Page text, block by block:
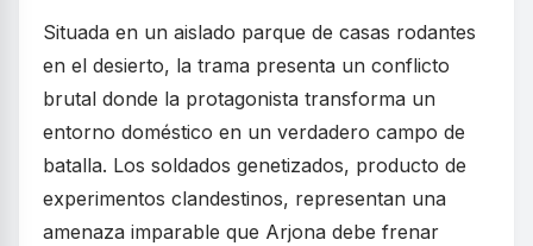
Situada en un aislado parque de casas rodantes
en el desierto, la trama presenta un conflicto
brutal donde la protagonista transforma un
entorno doméstico en un verdadero campo de
batalla. Los soldados genetizados, producto de
experimentos clandestinos, representan una
amenaza imparable que Arjona debe frenar